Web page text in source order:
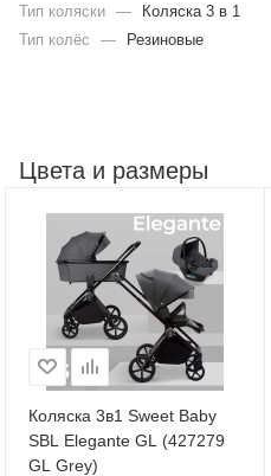
Тип коляски —
Коляска 3 в 1
Тип колёс
— Резиновые
Цвета и размеры
Коляска 3в1 Sweet Baby
SBL Elegante GL (427279
GL Grey)